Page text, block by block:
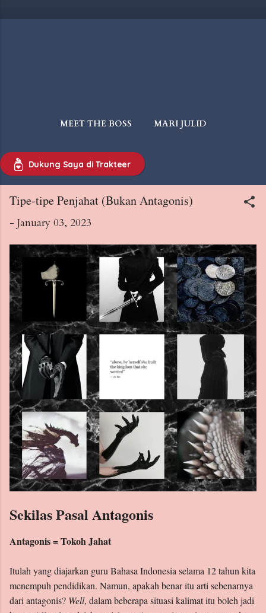
MEET THE BOSS MARI JULID
WAJIB BACA
TIPS & INTERMEZZO
Dukung Saya di Trakteer
Tipe-tipe Penjahat (Bukan Antagonis)
- January 03, 2023
Sekilas Pasal Antagonis
Antagonis = Tokoh Jahat
Itulah yang diajarkan guru Bahasa Indonesia selama 12 tahun kita
menempuh pendidikan. Namun, apakah benar itu arti sebenarnya
dari antagonis? Well, dalam beberapa situasi kalimat itu boleh jadi
Archive
Labels